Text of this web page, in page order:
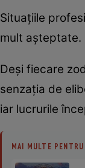
Situațiile
mult așteptate.
Deși fiecare
senzația de
iar lucrurile
MAI MULTE